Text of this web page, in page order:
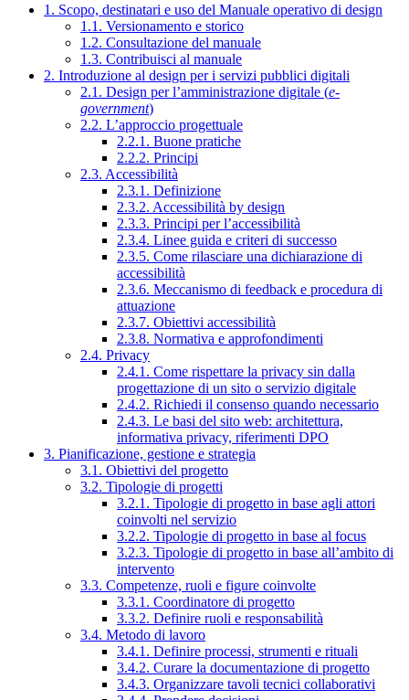
1. Scopo, destinatari e uso del Manuale operativo di design
1.1. Versionamento e storico
1.2. Consultazione del manuale
1.3. Contribuisci al manuale
2. Introduzione al design per i servizi pubblici digitali
2.1. Design per l’amministrazione digitale (e-
government)
2.2. L’approccio progettuale
2.2.1. Buone pratiche
2.2.2. Principi
2.3. Accessibilità
2.3.1. Definizione
2.3.2. Accessibilità by design
2.3.3. Principi per l’accessibilità
2.3.4. Linee guida e criteri di successo
2.3.5. Come rilasciare una dichiarazione di
accessibilità
2.3.6. Meccanismo di feedback e procedura di
attuazione
2.3.7. Obiettivi accessibilità
2.3.8. Normativa e approfondimenti
2.4. Privacy
2.4.1. Come rispettare la privacy sin dalla
progettazione di un sito o servizio digitale
2.4.2. Richiedi il consenso quando necessario
2.4.3. Le basi del sito web: architettura,
informativa privacy, riferimenti DPO
3. Pianificazione, gestione e strategia
3.1. Obiettivi del progetto
3.2. Tipologie di progetti
3.2.1. Tipologie di progetto in base agli attori
coinvolti nel servizio
3.2.2. Tipologie di progetto in base al focus
3.2.3. Tipologie di progetto in base all’ambito di
intervento
3.3. Competenze, ruoli e figure coinvolte
3.3.1. Coordinatore di progetto
3.3.2. Definire ruoli e responsabilità
3.4. Metodo di lavoro
3.4.1. Definire processi, strumenti e rituali
3.4.2. Curare la documentazione di progetto
3.4.3. Organizzare tavoli tecnici collaborativi